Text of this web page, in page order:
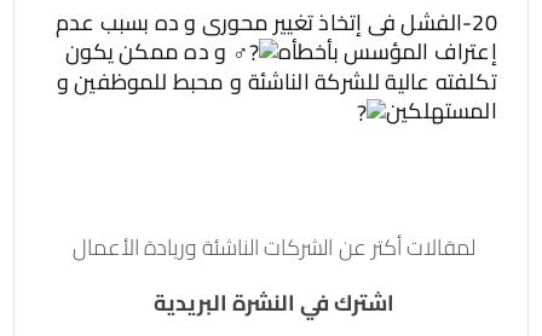
20-الفشل فى إتخاذ تغيير محورى و ده بسبب عدم
إعتراف المؤسس بأخطأه و ده ممكن يكون
تكلفته عالية للشركة الناشئة و محبط للموظفين و
المستهلكين
لمقالات أكتر عن الشركات الناشئة وريادة الأعمال
اشترك في النشرة البريدية